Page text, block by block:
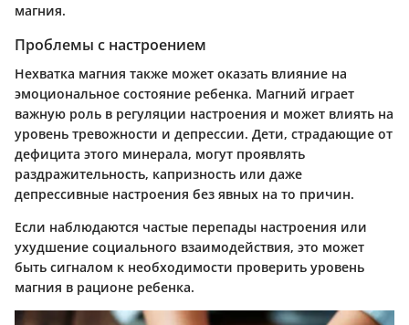
магния.
Проблемы с настроением
Нехватка магния также может оказать влияние на
эмоциональное состояние ребенка. Магний играет
важную роль в регуляции настроения и может влиять на
уровень тревожности и депрессии. Дети, страдающие от
дефицита этого минерала, могут проявлять
раздражительность, капризность или даже
депрессивные настроения без явных на то причин.
Если наблюдаются частые перепады настроения или
ухудшение социального взаимодействия, это может
быть сигналом к необходимости проверить уровень
магния в рационе ребенка.